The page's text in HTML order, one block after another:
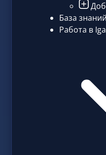
База знаний
Работа в